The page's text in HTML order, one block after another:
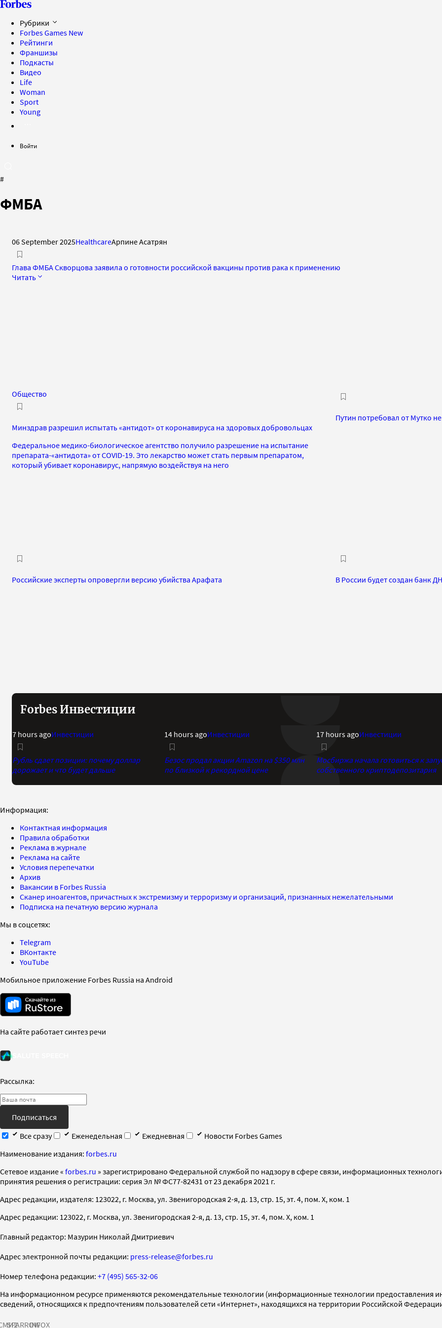
Рубрики
Forbes Games New
Рейтинги
Франшизы
Подкасты
Видео
Life
Woman
Sport
Young
Войти
#
ФМБА
06 September 2025HealthcareАрпине Асатрян
Глава ФМБА Скворцова заявила о готовности российской вакцины против рака к применению
Читать
Общество
Минздрав разрешил испытать «антидот» от коронавируса на здоровых добровольцах
Федеральное медико-биологическое агентство получило разрешение на испытание
препарата-«антидота» от COVID-19. Это лекарство может стать первым препаратом,
который убивает коронавирус, напрямую воздействуя на него
Путин потребовал от Мутко
Российские эксперты опровергли версию убийства Арафата В России будет создан банк
Forbes Инвестиции
7 hours agoИнвестиции
Рубль сдает позиции: почему доллар
дорожает и что будет дальше
14 hours agoИнвестиции
Безос продал акции Amazon на $350 млн
по близкой к рекордной цене
17 hours agoИнвестиции
Мосбиржа начала готовиться к
собственного криптодепозитария
Информация:
Контактная информация
Правила обработки
Реклама в журнале
Реклама на сайте
Условия перепечатки
Архив
Вакансии в Forbes Russia
Сканер иноагентов, причастных к экстремизму и терроризму и организаций, признанных нежелательными
Подписка на печатную версию журнала
Мы в соцсетях:
Telegram
ВКонтакте
YouTube
Мобильное приложение Forbes Russia на Android
На сайте работает синтез речи
Рассылка:
Подписаться
Все сразу
Еженедельная Ежедневная
Новости Forbes Games
Наименование издания: forbes.ru
Cетевое издание « forbes.ru » зарегистрировано Федеральной службой по надзору в сфере связи, информационных
принятия решения о регистрации: серия Эл № ФС77-82431 от 23 декабря 2021 г.
Адрес редакции, издателя: 123022, г. Москва, ул. Звенигородская 2-я, д. 13, стр. 15, эт. 4, пом. X, ком. 1
Адрес редакции: 123022, г. Москва, ул. Звенигородская 2-я, д. 13, стр. 15, эт. 4, пом. X, ком. 1
Главный редактор: Мазурин Николай Дмитриевич
Адрес электронной почты редакции: press-release@forbes.ru
Номер телефона редакции: +7 (495) 565-32-06
На информационном ресурсе применяются рекомендательные технологии (информационные технологии предоставления
сведений, относящихся к предпочтениям пользователей сети «Интернет», находящихся на территории Российской
SPARROWINFOX